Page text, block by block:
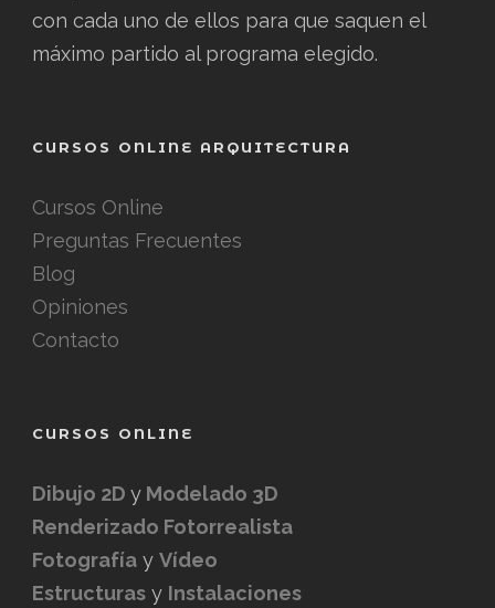
con cada uno de ellos para que saquen el
máximo partido al programa elegido.
CURSOS ONLINE ARQUITECTURA
Cursos Online
Preguntas Frecuentes
Blog
Opiniones
Contacto
CURSOS ONLINE
Dibujo 2D y Modelado 3D
Renderizado Fotorrealista
Fotografía y Vídeo
Estructuras y Instalaciones